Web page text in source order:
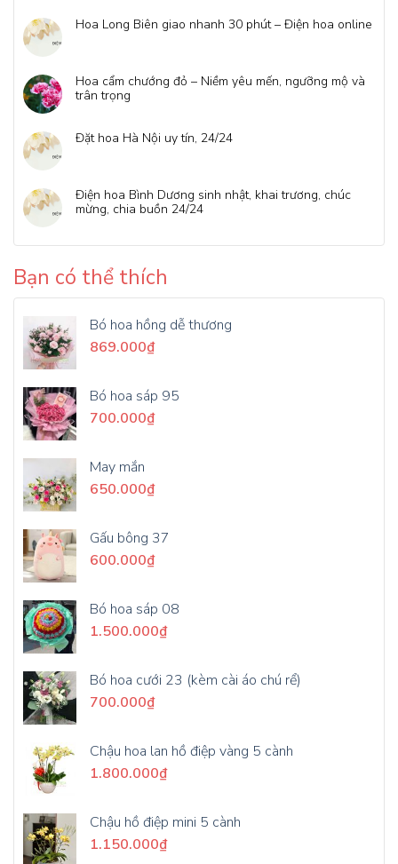
Hoa Long Biên giao nhanh 30 phút – Điện hoa online
Hoa cẩm chướng đỏ – Niềm yêu mến, ngưỡng mộ và
trân trọng
Đặt hoa Hà Nội uy tín, 24/24
Điện hoa Bình Dương sinh nhật, khai trương, chúc
mừng, chia buồn 24/24
Bạn có thể thích
Bó hoa hồng dễ thương
869.000₫
Bó hoa sáp 95
700.000₫
May mắn
650.000₫
Gấu bông 37
600.000₫
Bó hoa sáp 08
1.500.000₫
Bó hoa cưới 23 (kèm cài áo chú rể)
700.000₫
Chậu hoa lan hồ điệp vàng 5 cành
1.800.000₫
Chậu hồ điệp mini 5 cành
1.150.000₫